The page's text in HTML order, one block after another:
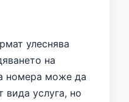
улеснява
на
номера може да
вида услуга, но